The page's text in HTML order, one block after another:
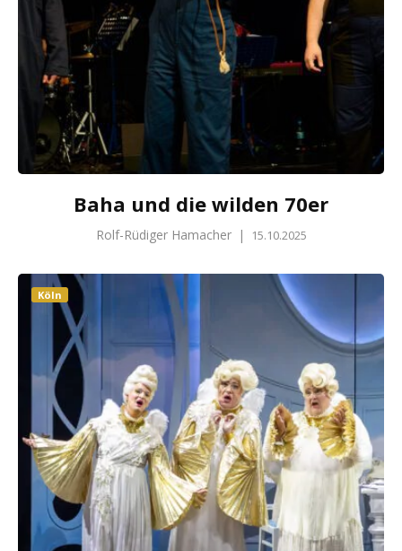
Baha und die wilden 70er
Rolf-Rüdiger Hamacher | 15.10.2025
Köln